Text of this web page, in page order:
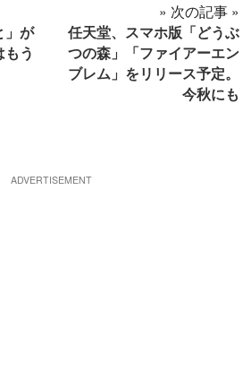
」が
う
» 次の記事 »
任天堂、スマホ版「どうぶ
つの森」「ファイアーエン
ブレム」をリリース予定。
今秋にも